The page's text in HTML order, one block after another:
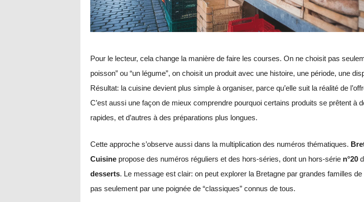
Pour le lecteur, cela change la manière de faire les courses. On ne choisit pas
poisson” ou “un légume”, on choisit un produit avec une histoire, une période, une
Résultat: la cuisine devient plus simple à organiser, parce qu’elle suit la réalité de
C’est aussi une façon de mieux comprendre pourquoi certains produits se prêtent à
rapides, et d’autres à des préparations plus longues.
Cette approche s’observe aussi dans la multiplication des numéros thématiques.
Cuisinepropose des numéros réguliers et des hors-séries, dont un hors-série n°20
desserts. Le message est clair: on peut explorer la Bretagne par grandes familles
pas seulement par une poignée de “classiques” connus de tous.